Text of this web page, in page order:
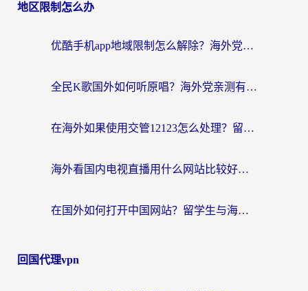
地区限制怎么办
优酷手机app地域限制怎么解除？海外党亲测有效的追剧方案
全民K歌国外如何听原唱？海外党亲测有效的回国加速器选择指南
在海外如果使用交管12123怎么处理？留学生亲测有效的回国加速方案
海外看国内电视直播用什么网站比较好？一篇解决你所有追剧难题的实用指南
在国外如何打开中国网站？留学生与海外华人的无缝访问指南
回国代理vpn